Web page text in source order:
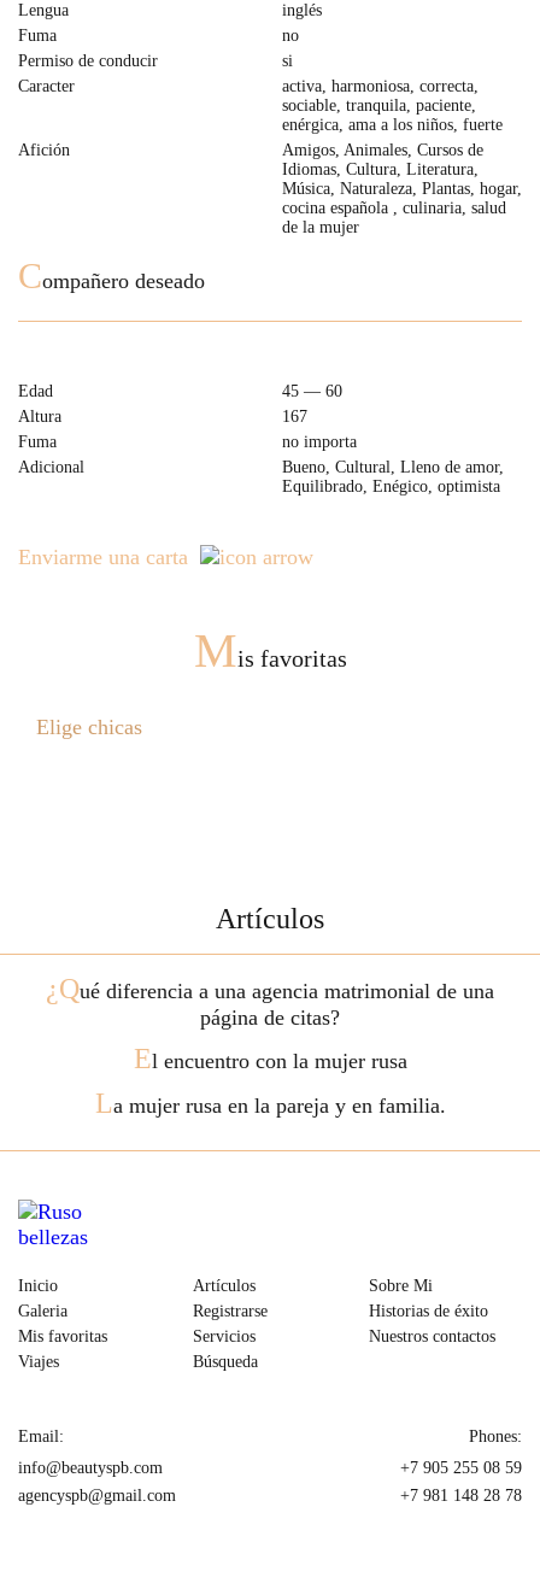
Lengua
inglés
Fuma
no
Permiso de conducir
si
Caracter
activa, harmoniosa, correcta,
sociable, tranquila, paciente,
enérgica, ama a los niños, fuerte
Afición
Amigos, Animales, Cursos de
Idiomas, Cultura, Literatura,
Música, Naturaleza, Plantas, hogar,
cocina española , culinaria, salud
de la mujer
Compañero deseado
Edad
45 — 60
Altura
167
Fuma
no importa
Adicional
Bueno, Cultural, Lleno de amor,
Equilibrado, Enégico, optimista
Enviarme una carta
Mis favoritas
Elige chicas
Artículos
¿Qué diferencia a una agencia matrimonial de una
página de citas?
El encuentro con la mujer rusa
La mujer rusa en la pareja y en familia.
Inicio
Galeria
Mis favoritas
Viajes
Artículos
Registrarse
Servicios
Búsqueda
Sobre Mi
Historias de éxito
Nuestros contactos
Email:
info@beautyspb.com
agencyspb@gmail.com
Phones:
+7 905 255 08 59
+7 981 148 28 78